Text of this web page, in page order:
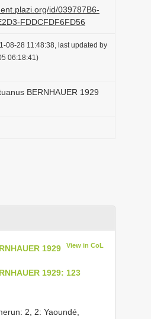
o
n
id/039787B6-
FDDCFDF6FD56
08-28 11:48:38, last updated by
06:18:41)
BERNHAUER 1929
1929 View in CoL
1929: 123
2, 2: Yaoundé,